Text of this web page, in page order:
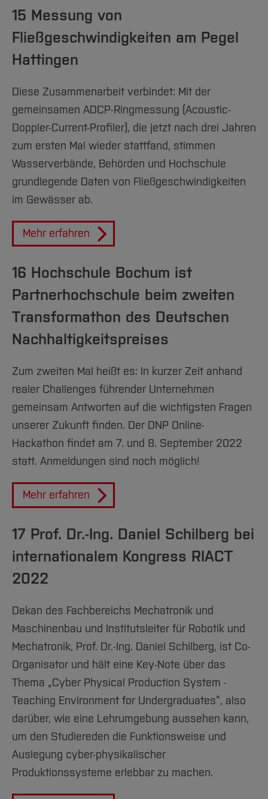
15 Messung von
Fließgeschwindigkeiten am Pegel
Hattingen
Diese Zusammenarbeit verbindet: Mit der
gemeinsamen ADCP-Ringmessung (Acoustic-
Doppler-Current-Profiler), die jetzt nach drei Jahren
zum ersten Mal wieder stattfand, stimmen
Wasserverbände, Behörden und Hochschule
grundlegende Daten von Fließgeschwindigkeiten
im Gewässer ab.
Mehr erfahren
16 Hochschule Bochum ist
Partnerhochschule beim zweiten
Transformathon des Deutschen
Nachhaltigkeitspreises
Zum zweiten Mal heißt es: In kurzer Zeit anhand
realer Challenges führender Unternehmen
gemeinsam Antworten auf die wichtigsten Fragen
unserer Zukunft finden. Der DNP Online-
Hackathon findet am 7. und 8. September 2022
statt. Anmeldungen sind noch möglich!
Mehr erfahren
17 Prof. Dr.-Ing. Daniel Schilberg bei
internationalem Kongress RIACT
2022
Dekan des Fachbereichs Mechatronik und
Maschinenbau und Institutsleiter für Robotik und
Mechatronik, Prof. Dr.-Ing. Daniel Schilberg, ist Co-
Organisator und hält eine Key-Note über das
Thema „Cyber Physical Production System -
Teaching Environment for Undergraduates“, also
darüber, wie eine Lehrumgebung aussehen kann,
um den Studiereden die Funktionsweise und
Auslegung cyber-physikalischer
Produktionssysteme erlebbar zu machen.